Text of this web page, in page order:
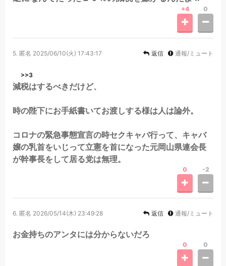
+4 0
5. 匿名 2025/06/10(火) 17:43:17 返信 通報/ミュート
>>3
減税はするべきだけど、
時の陛下にお手紙書いてお渡しする様は人は論外。
コロナの緊急事態宣言の時セクキャバ行って、キャバ
嬢の乳首をいじって立憲を首になった元岡山県連会長
が幹事長をして居る党は無理。
0 -2
6. 匿名 2026/05/14(木) 23:49:28 返信 通報/ミュート
お金持ちのアンタには分からないだろ
0 0